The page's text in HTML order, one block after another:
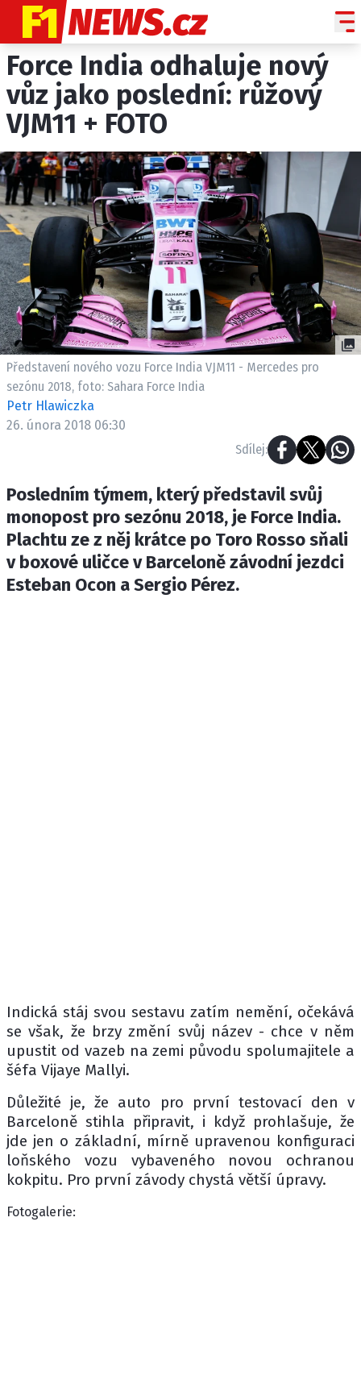
NOVINKY
GRAND PRIX
PADDOCK LINE
HISTORIE GP
PROFILY JEZDCŮ
PROFILY TÝMŮ
ROZHOVORY
OSTATNÍ
SLEDUJTE NÁS NA|
ETICKÝ KODEX
KONTAKT
Provozovatelem serveru F1NEWS.cz je
INCORP MEDIA GROUP s.r.o., IČ: 118 23 054
Force India odhaluje nový
vůz jako poslední: růžový
VJM11 + FOTO
Představení nového vozu Force India VJM11 - Mercedes pro
sezónu 2018, foto: Sahara Force India
Petr Hlawiczka
26. února 2018 06:30
Sdílej:
Posledním týmem, který představil svůj
monopost pro sezónu 2018, je Force India.
Plachtu ze z něj krátce po Toro Rosso sňali
v boxové uličce v Barceloně závodní jezdci
Esteban Ocon a Sergio Pérez.
Indická stáj svou sestavu zatím nemění, očekává
se však, že brzy změní svůj název - chce v něm
upustit od vazeb na zemi původu spolumajitele a
šéfa Vijaye Mallyi.
Důležité je, že auto pro první testovací den v
Barceloně stihla připravit, i když prohlašuje, že
jde jen o základní, mírně upravenou konfiguraci
loňského vozu vybaveného novou ochranou
kokpitu. Pro první závody chystá větší úpravy.
Fotogalerie: